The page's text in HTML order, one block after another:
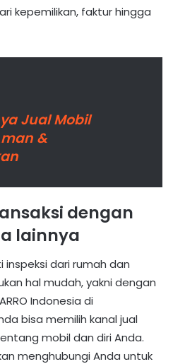
kepemilikan, faktur hingga
Jual Mobil
&
dengan
lainnya
dari rumah dan
hal mudah, yakni dengan
Indonesia di
bisa memilih kanal jual
mobil dan diri Anda.
menghubungi Anda untuk